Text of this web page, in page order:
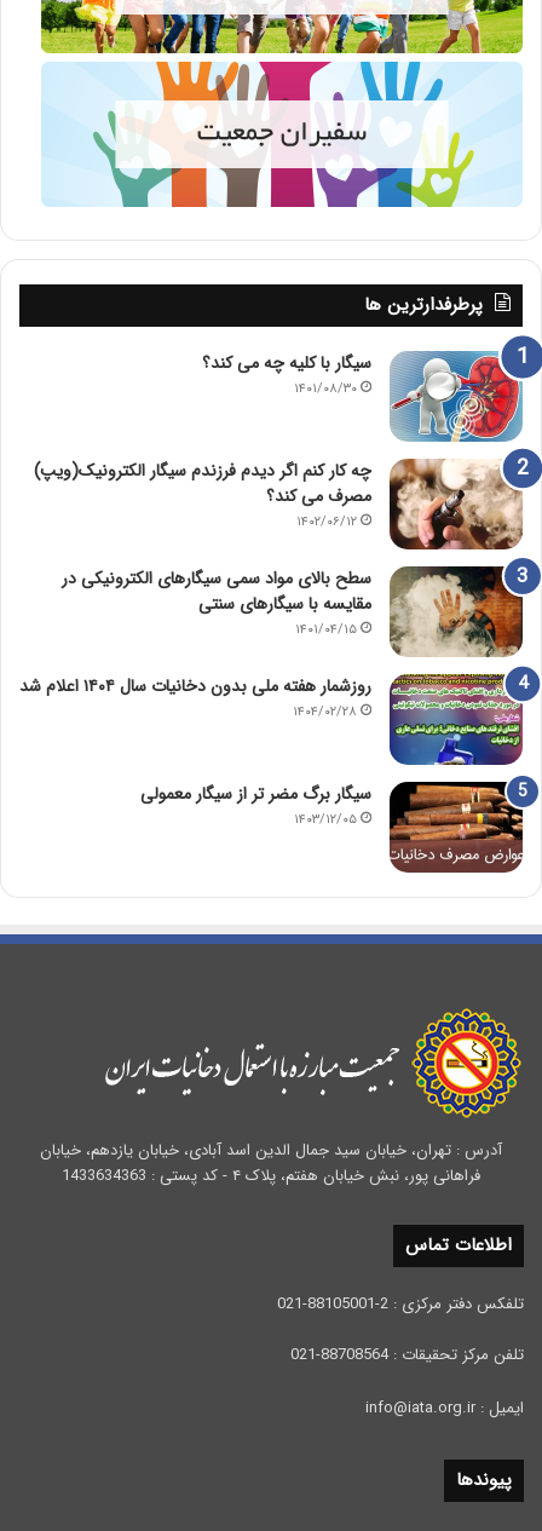
پرطرفدارترین ها
سیگار با کلیه چه می کند؟
۱۴۰۱/۰۸/۳۰
چه کار کنم اگر دیدم فرزندم سیگار الکترونیک(ویپ)
مصرف می کند؟
۱۴۰۲/۰۶/۱۲
سطح بالای مواد سمی سیگارهای الکترونیکی در
مقایسه با سیگارهای سنتی
۱۴۰۱/۰۴/۱۵
روزشمار هفته ملی بدون دخانیات سال ۱۴۰۴ اعلام شد
۱۴۰۴/۰۲/۲۸
سیگار برگ مضر تر از سیگار معمولی
۱۴۰۳/۱۲/۰۵
آدرس : تهران، خیابان سید جمال الدین اسد آبادی، خیابان یازدهم، خیابان
فراهانی پور، نبش خیابان هفتم، پلاک ۴ - کد پستی : 1433634363
اطلاعات تماس
تلفکس دفتر مرکزی : 2-88105001-021
تلفن مرکز تحقیقات : 88708564-021
ایمیل : info@iata.org.ir
پیوندها